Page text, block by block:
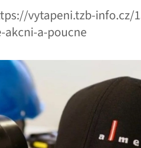
vytapeni.tzb-info.cz/
a-poucne